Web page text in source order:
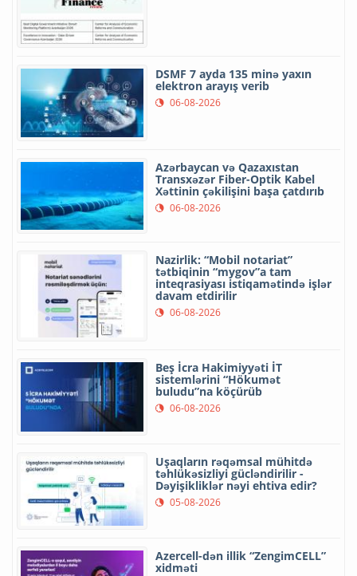
DSMF 7 ayda 135 minə yaxın
elektron arayış verib
06-08-2026
Azərbaycan və Qazaxıstan
Transxəzər Fiber-Optik Kabel
Xəttinin çəkilişini başa çatdırıb
06-08-2026
Nazirlik: “Mobil notariat”
tətbiqinin “mygov”a tam
inteqrasiyası istiqamətində işlər
davam etdirilir
06-08-2026
Beş İcra Hakimiyyəti İT
sistemlərini “Hökumət
buludu”na köçürüb
06-08-2026
Uşaqların rəqəmsal mühitdə
təhlükəsizliyi gücləndirilir -
Dəyişikliklər nəyi ehtiva edir?
05-08-2026
Azercell-dən illik “ZengimCELL”
xidməti